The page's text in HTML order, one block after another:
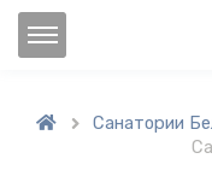
 Санатории